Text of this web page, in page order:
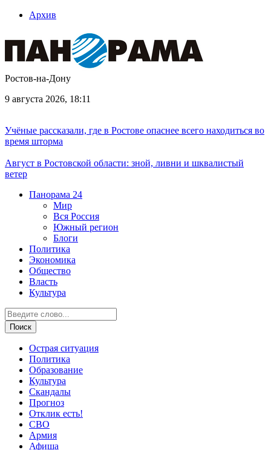
Архив
Ростов-на-Дону
9 августа 2026, 18:11
Учёные рассказали, где в Ростове опаснее всего находиться во
время шторма
Август в Ростовской области: зной, ливни и шквалистый
ветер
Панорама 24
Мир
Вся Россия
Южный регион
Блоги
Политика
Экономика
Общество
Власть
Культура
Острая ситуация
Политика
Образование
Культура
Скандалы
Прогноз
Отклик есть!
СВО
Армия
Афиша